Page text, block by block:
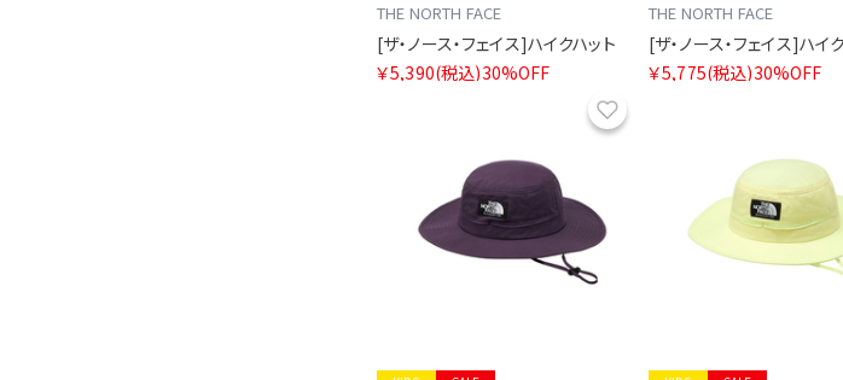
THE NORTH FACE
[ザ・ノース・フェイス]ハイクハット
￥5,390(税込)30%OFF
THE NORTH FACE
￥5,775(税込)30%OFF